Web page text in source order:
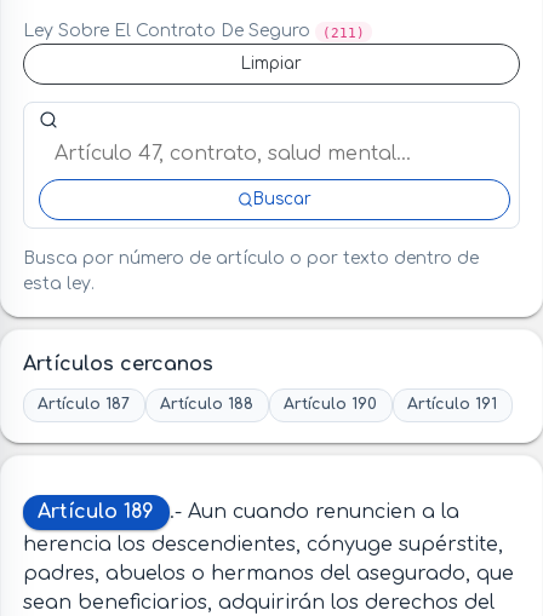
Ley Sobre El Contrato De Seguro (211)
Limpiar
Buscar artículo o término en esta ley
Buscar
Busca por número de artículo o por texto dentro de
esta ley.
Artículos cercanos
Artículo 187 Artículo 188 Artículo 190 Artículo 191
Artículo 189
.- Aun cuando renuncien a la
herencia los descendientes, cónyuge supérstite,
padres, abuelos o hermanos del asegurado, que
sean beneficiarios, adquirirán los derechos del